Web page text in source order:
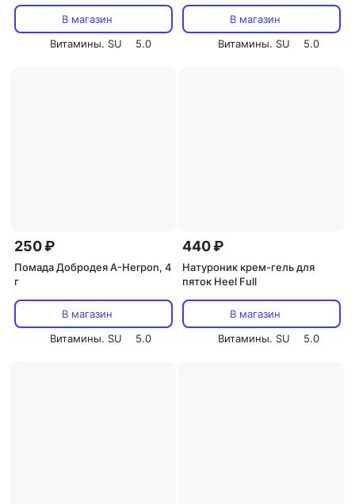
В магазин
Витамины. SU
5.0
В магазин
Витамины. SU
5.0
250 ₽
Помада Добродея A-Herpon, 4
г
В магазин
Витамины. SU
5.0
440 ₽
Натуроник крем-гель для
пяток Heеl Full
В магазин
Витамины. SU
5.0